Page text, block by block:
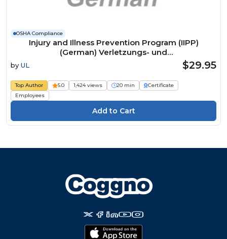
OSHA Compliance
Injury and Illness Prevention Program (IIPP)
(German) Verletzungs- und
Krankheitspräventionsprogramm Course
by UL $29.95
Top Author 5.0 1,424 views 20 min
Certificate
Employees